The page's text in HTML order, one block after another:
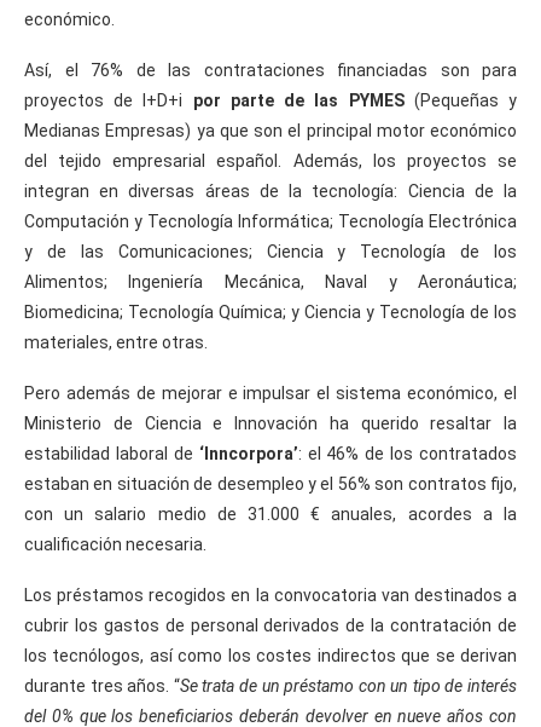
económico.
Así, el 76% de las contrataciones financiadas son para
proyectos de
I+D+i por parte de las PYMES(Pequeñas y
Medianas Empresas) ya que son el principal motor económico
del tejido empresarial español. Además, los proyectos se
integran en diversas áreas de la tecnología: Ciencia de la
Computación y Tecnología Informática; Tecnología Electrónica
y de las Comunicaciones; Ciencia y Tecnología de los
Alimentos; Ingeniería Mecánica, Naval y Aeronáutica;
Biomedicina; Tecnología Química; y Ciencia y Tecnología de los
materiales, entre otras.
Pero además de mejorar e impulsar el sistema económico, el
Ministerio de Ciencia e Innovación ha querido resaltar la
estabilidad laboral de ‘Inncorpora’: el 46% de los contratados
estaban en situación de desempleo y el 56% son contratos fijo,
con un salario medio de 31.000 € anuales, acordes a la
cualificación necesaria.
Los préstamos recogidos en la convocatoria van destinados a
cubrir los gastos de personal derivados de la contratación de
los tecnólogos, así como los costes indirectos que se derivan
durante tres años. “Se trata de un préstamo con un tipo de interés
del 0% que los beneficiarios deberán devolver en nueve años con